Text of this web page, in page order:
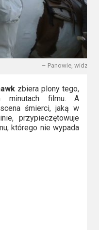
– Panowie, widzę
zbiera plony tego,
minutach filmu. A
śmierci, jaką w
przypieczętowuje
którego nie wypada